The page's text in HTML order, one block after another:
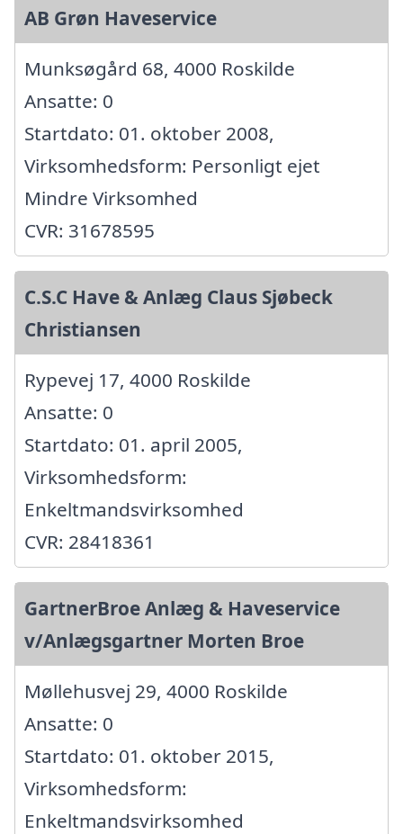
AB Grøn Haveservice
Munksøgård 68, 4000 Roskilde
Ansatte: 0
Startdato: 01. oktober 2008,
Virksomhedsform: Personligt ejet
Mindre Virksomhed
CVR: 31678595
C.S.C Have & Anlæg Claus Sjøbeck
Christiansen
Rypevej 17, 4000 Roskilde
Ansatte: 0
Startdato: 01. april 2005,
Virksomhedsform:
Enkeltmandsvirksomhed
CVR: 28418361
GartnerBroe Anlæg & Haveservice
v/Anlægsgartner Morten Broe
Møllehusvej 29, 4000 Roskilde
Ansatte: 0
Startdato: 01. oktober 2015,
Virksomhedsform:
Enkeltmandsvirksomhed